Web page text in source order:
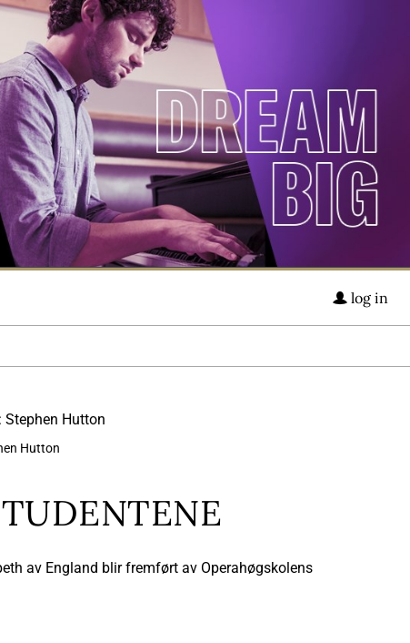
log in
Hutton
av England blir fremført av Operahøgskolens